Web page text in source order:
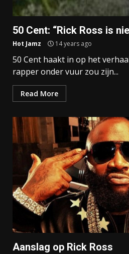
50 Cent: “Rick Ross is
Hot Jamz 14 years ago
50 Cent haakt in op het
rapper onder vuur zou zijn...
Read More
Aanslag op Rick Ross